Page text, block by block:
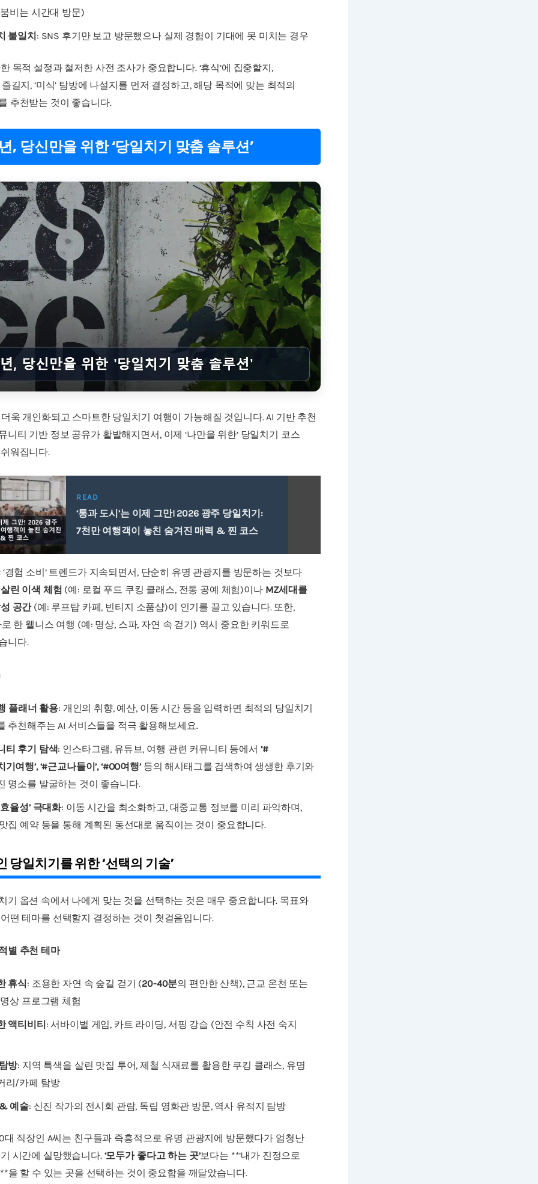
비는 시간대 방문)
불일치: SNS 후기만 보고 방문했으나 실제 경험이 기대에 못 미치는 경우
목적 설정과 철저한 사전 조사가 중요합니다. ‘휴식’에 집중할지,
즐길지, ‘미식’ 탐방에 나설지를 먼저 결정하고, 해당 목적에 맞는 최적의
추천받는 것이 좋습니다.
, 당신만을 위한 ‘당일치기 맞춤 솔루션’
욱 개인화되고 스마트한 당일치기 여행이 가능해질 것입니다. AI 기반 추천
니티 기반 정보 공유가 활발해지면서, 이제 ‘나만을 위한’ 당일치기 코스
워집니다.
READ
‘통과 도시’는 이제 그만! 2026 광주 당일치기:
7천만 여행객이 놓친 숨겨진 매력 & 찐 코스
‘경험 소비’ 트렌드가 지속되면서, 단순히 유명 관광지를 방문하는 것보다
린 이색 체험 (예: 로컬 푸드 쿠킹 클래스, 전통 공예 체험)이나 MZ세대를
공간(예: 루프탑 카페, 빈티지 소품샵)이 인기를 끌고 있습니다. 또한,
한 웰니스 여행 (예: 명상, 스파, 자연 속 걷기) 역시 중요한 키워드로
니다.
플래너 활용: 개인의 취향, 예산, 이동 시간 등을 입력하면 최적의 당일치기
추천해주는 AI 서비스들을 적극 활용해보세요.
티 후기 탐색: 인스타그램, 유튜브, 여행 관련 커뮤니티 등에서 ‘#
기여행’, ‘#근교나들이’, ‘#OO여행’등의 해시태그를 검색하여 생생한 후기와
명소를 발굴하는 것이 좋습니다.
율성’ 극대화: 이동 시간을 최소화하고, 대중교통 정보를 미리 파악하며,
집 예약 등을 통해 계획된 동선대로 움직이는 것이 중요합니다.
당일치기를 위한 ‘선택의 기술’
기 옵션 속에서 나에게 맞는 것을 선택하는 것은 매우 중요합니다. 목표와
떤 테마를 선택할지 결정하는 것이 첫걸음입니다.
별 추천 테마
휴식: 조용한 자연 속 숲길 걷기 (20-40분의 편안한 산책), 근교 온천 또는
상 프로그램 체험
액티비티: 서바이벌 게임, 카트 라이딩, 서핑 강습 (안전 수칙 사전 숙지
방: 지역 특색을 살린 맛집 투어, 제철 식재료를 활용한 쿠킹 클래스, 유명
리/카페 탐방
예술: 신진 작가의 전시회 관람, 독립 영화관 방문, 역사 유적지 탐방
직장인 A씨는 친구들과 즉흥적으로 유명 관광지에 방문했다가 엄청난
시간에 실망했습니다. ‘모두가 좋다고 하는 곳’보다는 **’내가 진정으로
을 할 수 있는 곳을 선택하는 것이 중요함을 깨달았습니다.